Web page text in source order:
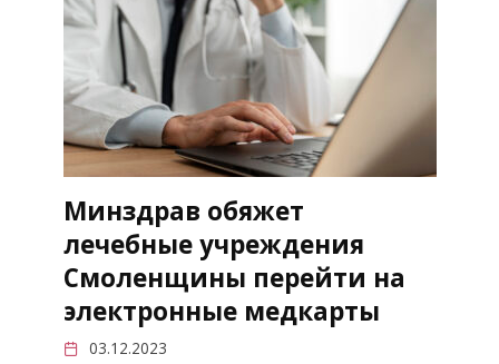
Минздрав обяжет
лечебные учреждения
Смоленщины перейти на
электронные медкарты
03.12.2023